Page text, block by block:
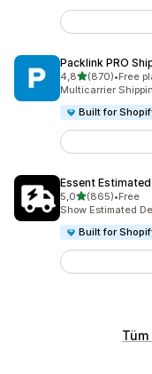
Packlink PRO
4,85 yıldız
(870)
toplam 870•Free
Multicarrier
Built for
Essent
5,05 yıldız
(865)
toplam 865 •Free
Show Estimated
Built for